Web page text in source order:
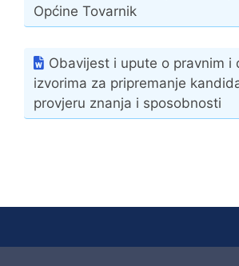
Općine Tovarnik
Obavijest i upute o pravnim i
izvorima za pripremanje
provjeru znanja i sposobnosti